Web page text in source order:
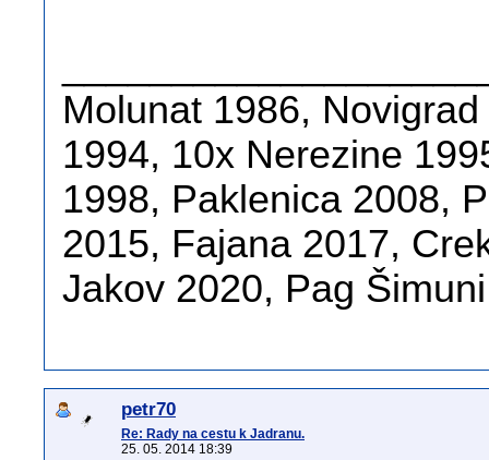
Molunat 1986,
1994, 10x Nerezine
1998, Paklenica 2008,
2015, Fajana 2017,
Jakov 2020, Pag
petr70
Re: Rady na cestu k Jadranu.
25. 05. 2014 18:39